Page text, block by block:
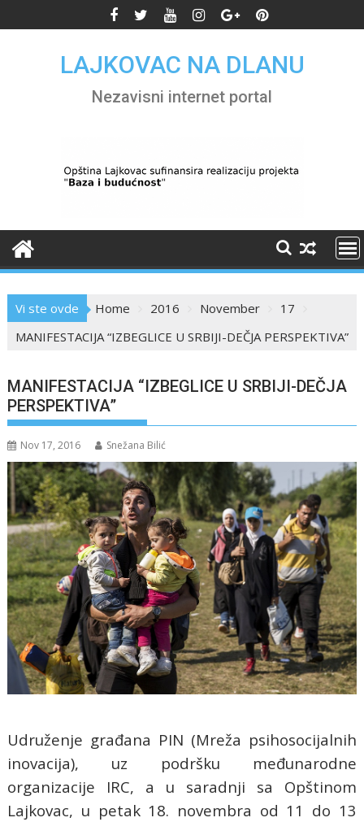
to
LAJKOVAC NA DLANU
Nezavisni internet portal
Vi ste ovde Home 2016 November
17
MANIFESTACIJA “IZBEGLICE U SRBIJI-DEČJA PERSPEKTIVA”
MANIFESTACIJA “IZBEGLICE U SRBIJI-DEČJA
PERSPEKTIVA”
Nov 17, 2016 Snežana Bilić
Udruženje građana PIN (Mreža psihosocijalnih
inovacija), uz podršku međunarodne
organizacije IRC, a u saradnji sa Opštinom
Lajkovac, u petak 18. novembra od 11 do 13